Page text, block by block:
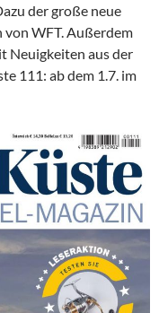
der große neue
von WFT. Außerdem
Neuigkeiten aus der
111: ab dem 1.7. im